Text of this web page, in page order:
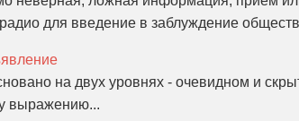
для введение в заблуждение
на двух уровнях - очевидном и
выражению...